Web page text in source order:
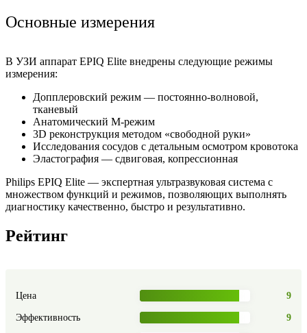
Основные измерения
В УЗИ аппарат EPIQ Elite внедрены следующие режимы
измерения:
Допплеровский режим — постоянно-волновой,
тканевый
Анатомический М-режим
3D реконструкция методом «свободной руки»
Исследования сосудов с детальным осмотром кровотока
Эластография — сдвиговая, копрессионная
Philips EPIQ Elite — экспертная ультразвуковая система с
множеством функций и режимов, позволяющих выполнять
диагностику качественно, быстро и результативно.
Рейтинг
Цена 9
Эффективность 9